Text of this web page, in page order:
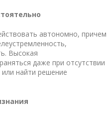
автономно, причем
Высокая
даже при отсутствии
найти решение